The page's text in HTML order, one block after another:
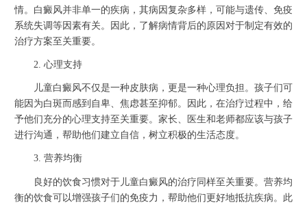
情。白癜风并非单一的疾病，其病因复杂多样，可能与遗传、免疫
系统失调等因素有关。因此，了解病情背后的原因对于制定有效的
治疗方案至关重要。
2. 心理支持
儿童白癜风不仅是一种皮肤病，更是一种心理负担。孩子们可
能因为白斑而感到自卑、焦虑甚至抑郁。因此，在治疗过程中，给
予他们充分的心理支持至关重要。家长、医生和老师都应该与孩子
进行沟通，帮助他们建立自信，树立积极的生活态度。
3. 营养均衡
良好的饮食习惯对于儿童白癜风的治疗同样至关重要。营养均
衡的饮食可以增强孩子们的免疫力，帮助他们更好地抵抗疾病。此